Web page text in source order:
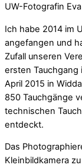
UW-Fotografin Eva
Ich habe 2014 im
angefangen und
Zufall unseren
ersten Tauchgang
April 2015 in
850 Tauchgänge
technischen
entdeckt.
Das
Kleinbildkamera